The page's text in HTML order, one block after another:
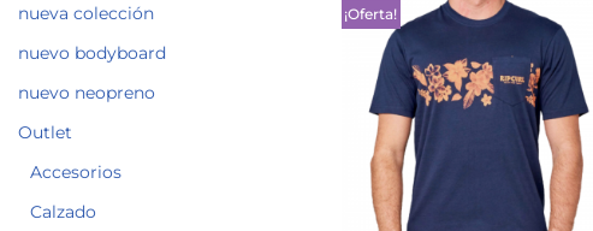
nueva colección
nuevo bodyboard
nuevo neopreno
Outlet
Accesorios
Calzado
¡Oferta!